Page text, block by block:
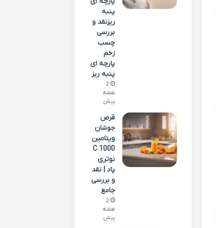
پنبه
ریزنقد و
بررسی
چسب
زخم
پارچه ای
پنبه ریز
2
هفته
پیش
قرص
جوشان
ویتامین
C 1000
نوتری
پاد | نقد
و بررسی
جامع
2
هفته
پیش